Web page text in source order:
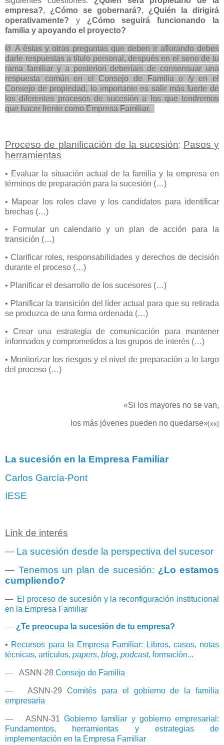
empresa?, ¿Cómo se gobernará?, ¿Quién la dirigirá
operativamente? y ¿Cómo seguirá funcionando la
familia y apoyando el proyecto?
Ø A éstas y otras preguntas que deben ir aflorando debes
darle respuestas a título personal, después en el seno de tu
rama familiar y a posteriori deberíais de consensuar una
respuesta común en el Consejo de Familia o /y en el
Consejo de propiedad, lo importante es salir más fuerte de
los diferentes procesos de sucesión a los que tendremos
que hacer frente como Empresa Familiar.
Proceso de planificación de la sucesión: Pasos y
herramientas
• Evaluar la situación actual de la familia y la empresa en
términos de preparación para la sucesión (…)
• Mapear los roles clave y los candidatos para identificar
brechas (…)
• Formular un calendario y un plan de acción para la
transición (…)
• Clarificar roles, responsabilidades y derechos de decisión
durante el proceso (…)
• Planificar el desarrollo de los sucesores (…)
• Planificar la transición del líder actual para que su retirada
se produzca de una forma ordenada (…)
• Crear una estrategia de comunicación para mantener
informados y comprometidos a los grupos de interés (…)
• Monitorizar los riesgos y el nivel de preparación a lo largo
del proceso (…)
«Si los mayores no se van,
los más jóvenes pueden no quedarse»[xx]
La sucesión en la Empresa Familiar
Carlos García-Pont
IESE
Link de interés
— La sucesión desde la perspectiva del sucesor
— Tenemos un plan de sucesión: ¿Lo estamos
cumpliendo?
— El proceso de sucesión y la reconfiguración institucional
en la Empresa Familiar
— ¿Te preocupa la sucesión de tu empresa?
• Recursos para la Empresa Familiar: Libros, casos, notas
técnicas, artículos, papers, blog, podcast, formación...
— ASNN-28 Consejo de Familia
— ASNN-29Comités para el gobierno de la familia
empresaria
— ASNN-31 Gobierno familiar y gobierno empresarial:
Fundamentos, herramientas y estrategias de
implementación en la Empresa Familiar